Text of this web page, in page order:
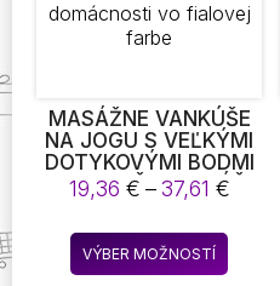
MASÁŽNE VANKÚŠE
NA JOGU S VEĽKÝMI
DOTYKOVÝMI BODMI
PRE LEPŠIU MASÁŽ
KRKU CHRBTA A NÔH
MASÁŽNE VANKÚŠE
NA ZMIERNENIE
BOLESTI V
19,36 € – 37,61 €Price
VÝBER MOŽNOSTÍ
Tento
produkt